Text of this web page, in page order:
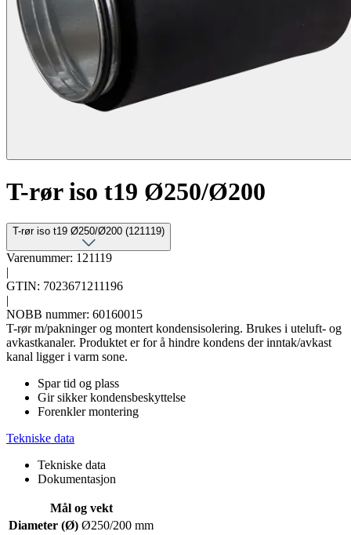
T-rør iso t19 Ø250/Ø200
T-rør iso t19 Ø250/Ø200 (121119)
Varenummer: 121119
|
GTIN: 7023671211196
|
NOBB nummer: 60160015
T-rør m/pakninger og montert kondensisolering. Brukes i uteluft- og
avkastkanaler. Produktet er for å hindre kondens der inntak/avkast
kanal ligger i varm sone.
Spar tid og plass
Gir sikker kondensbeskyttelse
Forenkler montering
Tekniske data
Tekniske data
Dokumentasjon
Mål og vekt
Diameter (Ø) Ø250/200 mm